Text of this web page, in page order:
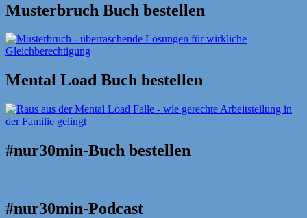
Musterbruch Buch bestellen
Mental Load Buch bestellen
#nur30min-Buch bestellen
#nur30min-Podcast